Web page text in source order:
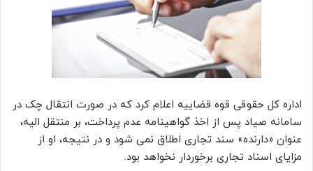
اداره کل حقوقی قوه قضاییه اعلام کرد که در صورت انتقال چک در
سامانه صیاد پس از اخذ گواهینامه عدم پرداخت، بر منتقل الیه،
عنوان «دارنده» سند تجاری اطلاق نمی شود و در نتیجه، او از
مزایای اسناد تجاری برخوردار نخواهد بود.